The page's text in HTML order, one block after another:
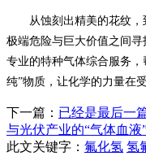
从蚀刻出精美的花纹
极端危险与巨大价值之间
专业的特种气体综合服务
纯”物质，让化学的力量在
下一篇： 已经是最后一
与光伏产业的“气体血
此文关键字： 氟化氢 氢